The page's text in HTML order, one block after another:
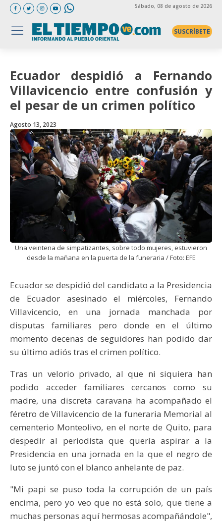
Sábado, 08 de agosto de 2026
SUSCRÍBETE
Ecuador despidió a Fernando
Villavicencio entre confusión y
el pesar de un crimen político
Agosto 13, 2023
Una veintena de simpatizantes, sobre todo mujeres, estuvieron
desde la mañana en la puerta de la funeraria / Foto: EFE
Ecuador se despidió del candidato a la Presidencia
de Ecuador asesinado el miércoles, Fernando
Villavicencio, en una jornada manchada por
disputas familiares pero donde en el último
momento decenas de seguidores han podido dar
su último adiós tras el crimen político.
Tras un velorio privado, al que ni siquiera han
podido acceder familiares cercanos como su
madre, una discreta caravana ha acompañado el
féretro de Villavicencio de la funeraria Memorial al
cementerio Monteolivo, en el norte de Quito, para
despedir al periodista que quería aspirar a la
Presidencia en una jornada en la que el negro de
luto se juntó con el blanco anhelante de paz.
"Mi papi se puso toda la corrupción de un país
encima, pero yo veo que no está solo, que tiene a
muchas personas aquí hermosas acompañándole",